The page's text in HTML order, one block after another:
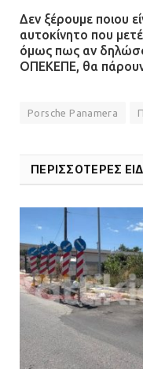
Δεν ξέρουμε ποιου
αυτοκίνητο που
όμως πως αν
ΟΠΕΚΕΠΕ, θα
Porsche Panamera
ΠΕΡΙΣΣΟΤΕΡΕΣ